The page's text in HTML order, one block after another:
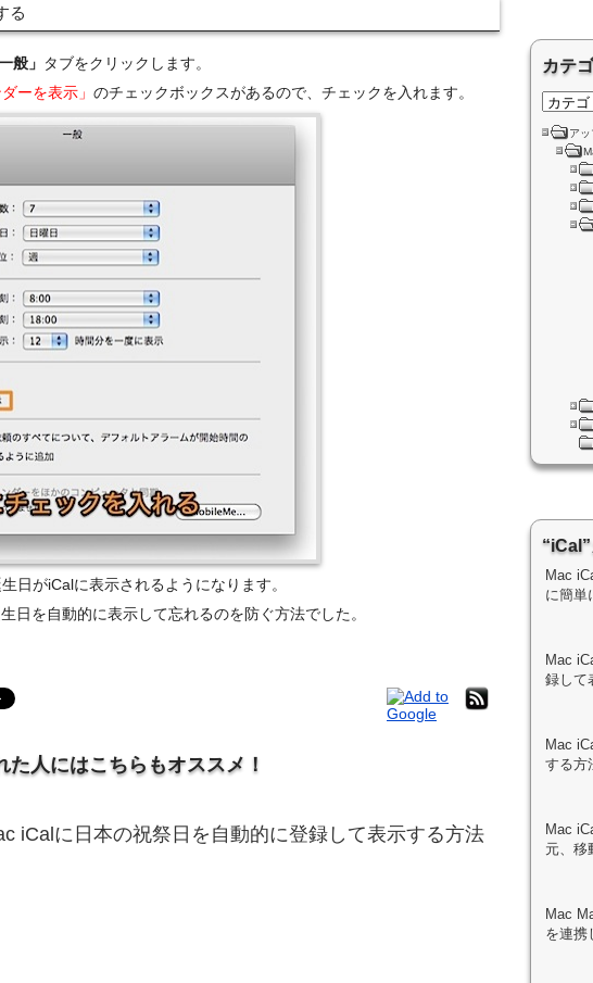
る
般」 タブをクリックします。
ーを表示」 のチェックボックスがあるので、チェックを入れます。
日がiCalに表示されるようになります。
日を自動的に表示して忘れるのを防ぐ方法でした。
た人にはこちらもオススメ！
iCalに日本の祝祭日を自動的に登録して表示する方法
カテ
ア
Mac
に簡単
Mac
録して
Mac
する方
Mac
元、移
Mac
を連携